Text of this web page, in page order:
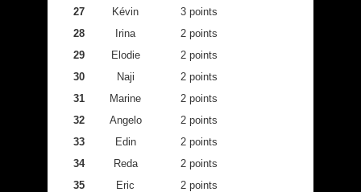
27
Kévin
3 points
28
Irina
2 points
29
Elodie
2 points
30
Naji
2 points
31
Marine
2 points
32
Angelo
2 points
33
Edin
2 points
34
Reda
2 points
35
Eric
2 points